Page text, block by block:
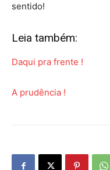
sentido!
Leia também:
Daqui pra frente !
A prudência !